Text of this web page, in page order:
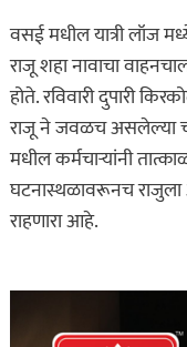
वसई मधील यात्री लॉज
राजू शहा नावाचा
होते. रविवारी दुपारी
राजू ने जवळच असलेल्या
मधील कर्मचाऱ्यांनी
घटनास्थळावरूनच
राहणारा आहे.